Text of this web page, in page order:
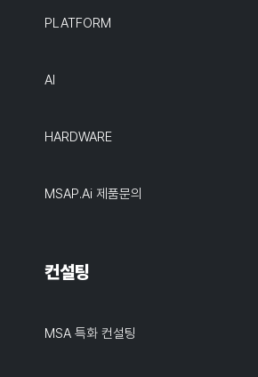
PLATFORM
AI
HARDWARE
MSAP.ai 제품문의
컨설팅
MSA 특화 컨설팅